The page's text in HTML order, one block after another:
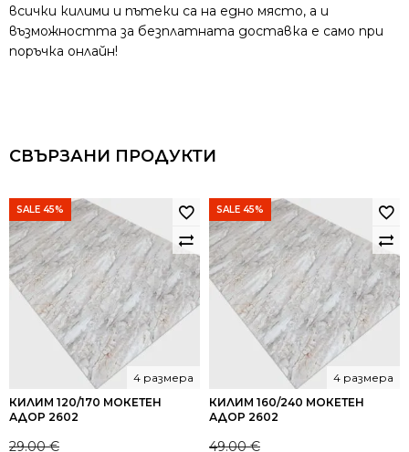
всички килими и пътеки са на едно място, а и
възможността за безплатната доставка е само при
поръчка онлайн!
СВЪРЗАНИ ПРОДУКТИ
SALE 45%
КИЛИМ 120/170 МОКЕТЕН
АДОР 2602
4 размера
29.00€
SALE 45%
КИЛИМ 160/240 МОКЕТЕН
АДОР 2602
4 размера
49.00€